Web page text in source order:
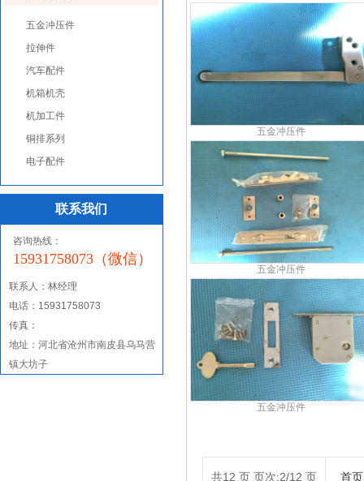
五金冲压件
拉伸件
汽车配件
机箱机壳
机加工件
铜排系列
电子配件
联系我们
咨询热线：
15931758073（微信）
联系人： 林经理
电话：15931758073
传真：
地址：河北省沧州市南皮县乌马营
镇大坊子
五金冲压件
五金冲压件
五金冲压件
共12 页 页次:2/12 页 首页